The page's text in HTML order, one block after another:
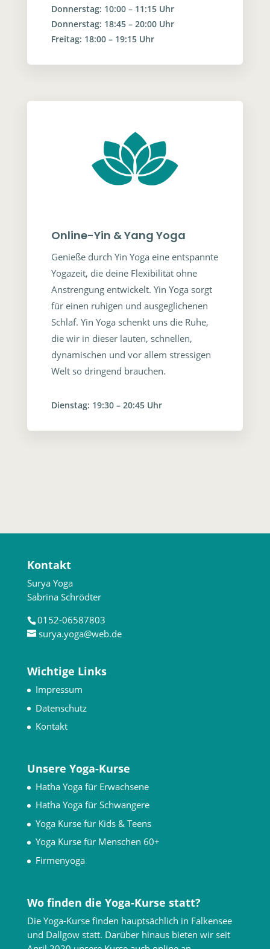
Donnerstag: 10:00 – 11:15 Uhr
Donnerstag: 18:45 – 20:00 Uhr
Freitag: 18:00 – 19:15 Uhr
Online-Yin & Yang Yoga
Genieße durch Yin Yoga eine entspannte
Yogazeit, die deine Flexibilität ohne
Anstrengung entwickelt. Yin Yoga sorgt
für einen ruhigen und ausgeglichenen
Schlaf. Yin Yoga schenkt uns die Ruhe,
die wir in dieser lauten, schnellen,
dynamischen und vor allem stressigen
Welt so dringend brauchen.
Dienstag: 19:30 – 20:45 Uhr
Kontakt
Surya Yoga
Sabrina Schrödter
0152-06587803
surya.yoga@web.de
Wichtige Links
Impressum
Datenschutz
Kontakt
Unsere Yoga-Kurse
Hatha Yoga für Erwachsene
Hatha Yoga für Schwangere
Yoga Kurse für Kids & Teens
Yoga Kurse für Menschen 60+
Firmenyoga
Wo finden die Yoga-Kurse statt?
Die Yoga-Kurse finden hauptsächlich in Falkensee
und Dallgow statt. Darüber hinaus bieten wir seit